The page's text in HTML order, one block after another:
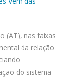
(AT), nas faixas
da relação
do sistema